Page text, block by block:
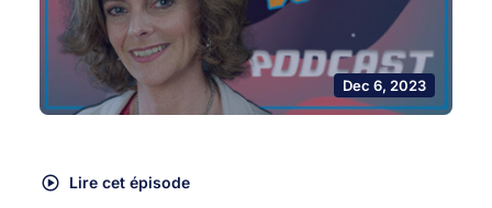
Dec 6, 2023
Lire cet épisode